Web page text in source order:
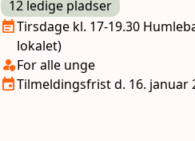
12 ledige pladser
Næste lektion
event_noteTirsdage kl. 17-19.30
lokalet)
Klasse/Aldersbegrænsning
person_shieldFor alle unge
Tilmeldingsfrist
eventTilmeldingsfrist d. 16. januar